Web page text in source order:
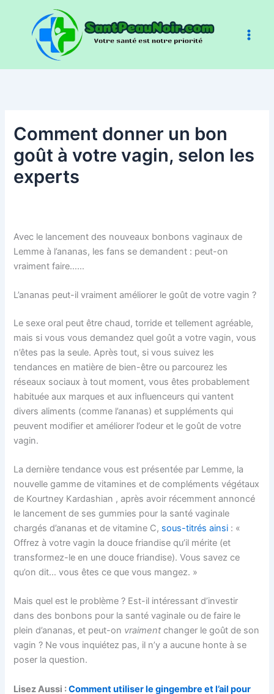
contenu
Comment donner un bon
goût à votre vagin, selon les
experts
Avec le lancement des nouveaux bonbons vaginaux de
Lemme à l’ananas, les fans se demandent : peut-on
vraiment faire……
L’ananas peut-il vraiment améliorer le goût de votre vagin ?
Le sexe oral peut être chaud, torride et tellement agréable,
mais si vous vous demandez quel goût a votre vagin, vous
n’êtes pas la seule. Après tout, si vous suivez les
tendances en matière de bien-être ou parcourez les
réseaux sociaux à tout moment, vous êtes probablement
habituée aux marques et aux influenceurs qui vantent
divers aliments (comme l’ananas) et suppléments qui
peuvent modifier et améliorer l’odeur et le goût de votre
vagin.
La dernière tendance vous est présentée par Lemme, la
nouvelle gamme de vitamines et de compléments végétaux
de Kourtney Kardashian , après avoir récemment annoncé
le lancement de ses gummies pour la santé vaginale
chargés d’ananas et de vitamine C, sous-titrés ainsi : «
Offrez à votre vagin la douce friandise qu’il mérite (et
transformez-le en une douce friandise). Vous savez ce
qu’on dit… vous êtes ce que vous mangez. »
Mais quel est le problème ? Est-il intéressant d’investir
dans des bonbons pour la santé vaginale ou de faire le
plein d’ananas, et peut-on vraiment changer le goût de son
vagin ? Ne vous inquiétez pas, il n’y a aucune honte à se
poser la question.
Lisez Aussi :Comment utiliser le gingembre et l’ail pour